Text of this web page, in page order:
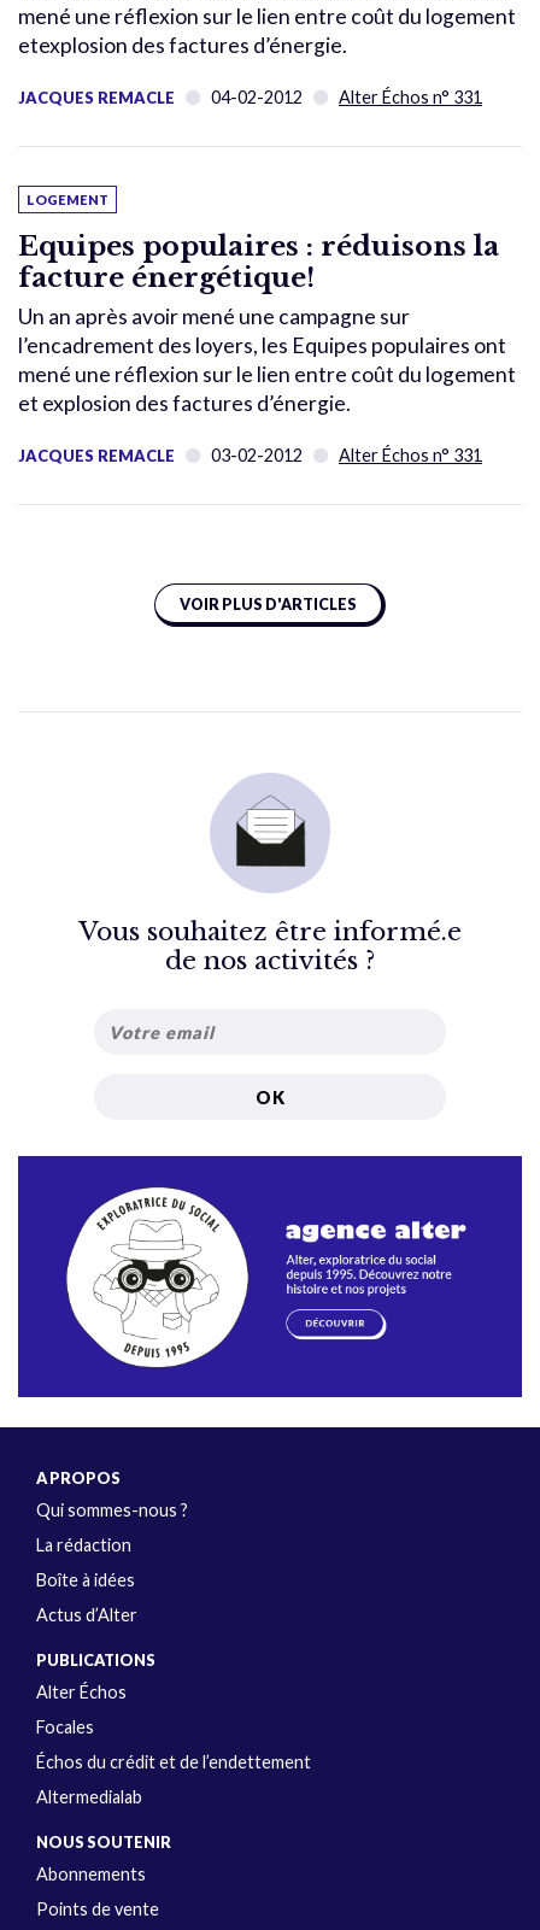
mené une réflexion sur le lien entre coût du logement
etexplosion des factures d’énergie.
JACQUES REMACLE 04-02-2012 Alter Échos n° 331
LOGEMENT
Equipes populaires : réduisons la
facture énergétique!
Un an après avoir mené une campagne sur
l’encadrement des loyers, les Equipes populaires ont
mené une réflexion sur le lien entre coût du logement
et explosion des factures d’énergie.
JACQUES REMACLE 03-02-2012 Alter Échos n° 331
VOIR PLUS D'ARTICLES
Vous souhaitez être informé.e
de nos activités ?
A PROPOS
Qui sommes-nous ?
La rédaction
Boîte à idées
Actus d’Alter
PUBLICATIONS
Alter Échos
Focales
Échos du crédit et de l’endettement
Altermedialab
NOUS SOUTENIR
Abonnements
Points de vente